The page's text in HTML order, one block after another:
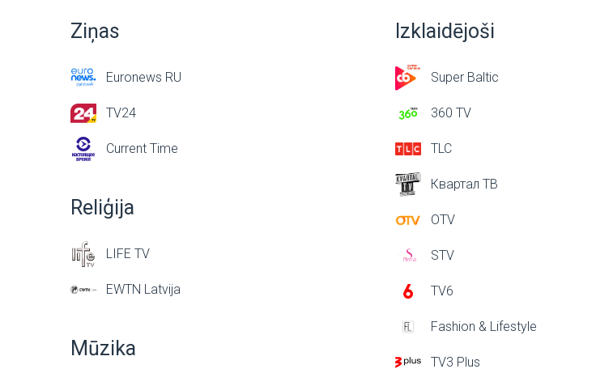
Ziņas
Euronews RU
TV24
Current Time
Reliģija
LIFE TV
EWTN Latvija
Mūzika
Izklaidējoši
Super Baltic
360 TV
TLC
Квартал ТВ
OTV
STV
TV6
Fashion & Lifestyle
TV3 Plus